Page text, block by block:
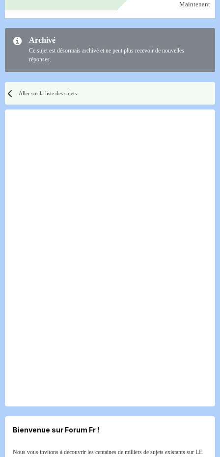
Maintenant
Archivé
Ce sujet est désormais archivé et ne peut plus recevoir de nouvelles
réponses.
Aller sur la liste des sujets
Bienvenue sur Forum Fr !
Nous vous invitons à découvrir les centaines de milliers de sujets existants sur LE